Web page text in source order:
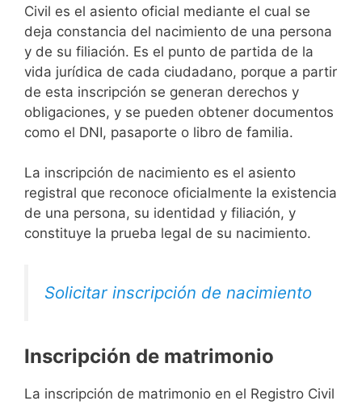
Civil es el asiento oficial mediante el cual se
deja constancia del nacimiento de una persona
y de su filiación. Es el punto de partida de la
vida jurídica de cada ciudadano, porque a partir
de esta inscripción se generan derechos y
obligaciones, y se pueden obtener documentos
como el DNI, pasaporte o libro de familia.
La inscripción de nacimiento es el asiento
registral que reconoce oficialmente la existencia
de una persona, su identidad y filiación, y
constituye la prueba legal de su nacimiento.
Solicitar inscripción de nacimiento
Inscripción de matrimonio
La inscripción de matrimonio en el Registro Civil